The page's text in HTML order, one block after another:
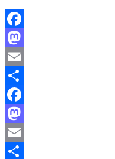
Facebook
Mastodon
Email
Compartir
Facebook
Mastodon
Email